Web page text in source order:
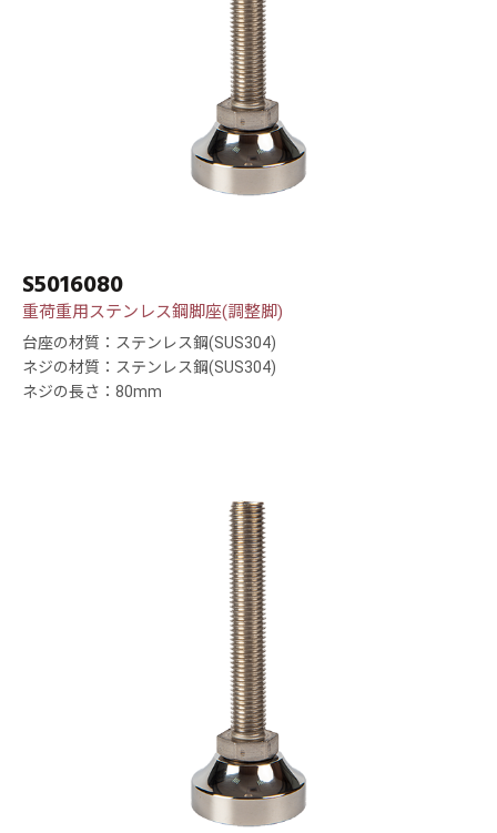
S5016080
重荷重用ステンレス鋼脚座(調整脚)
台座の材質：ステンレス鋼(SUS304)
ネジの材質：ステンレス鋼(SUS304)
ネジの長さ：80mm